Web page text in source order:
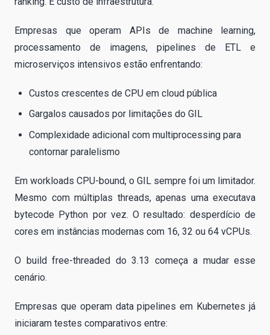
Empresas que operam APIs de machine learning,
processamento de imagens, pipelines de ETL e
microserviços intensivos estão enfrentando:
Custos crescentes de CPU em cloud pública
Gargalos causados por limitações do GIL
Complexidade adicional com multiprocessing para
contornar paralelismo
Em workloads CPU-bound, o GIL sempre foi um limitador.
Mesmo com múltiplas threads, apenas uma executava
bytecode Python por vez. O resultado: desperdício de
cores em instâncias modernas com 16, 32 ou 64 vCPUs.
O build free-threaded do 3.13 começa a mudar esse
cenário.
Empresas que operam data pipelines em Kubernetes já
iniciaram testes comparativos entre: